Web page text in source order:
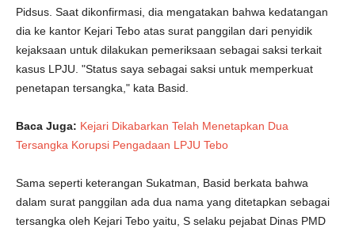
Pidsus. Saat dikonfirmasi, dia mengatakan bahwa kedatangan
dia ke kantor Kejari Tebo atas surat panggilan dari penyidik
kejaksaan untuk dilakukan pemeriksaan sebagai saksi terkait
kasus LPJU. "Status saya sebagai saksi untuk memperkuat
penetapan tersangka," kata Basid.
Baca Juga: Kejari Dikabarkan Telah Menetapkan Dua
Tersangka Korupsi Pengadaan LPJU Tebo
Sama seperti keterangan Sukatman, Basid berkata bahwa
dalam surat panggilan ada dua nama yang ditetapkan sebagai
tersangka oleh Kejari Tebo yaitu, S selaku pejabat Dinas PMD